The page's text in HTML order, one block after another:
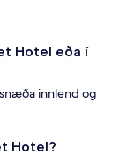
Hotel eða í
innlend og
Hotel?